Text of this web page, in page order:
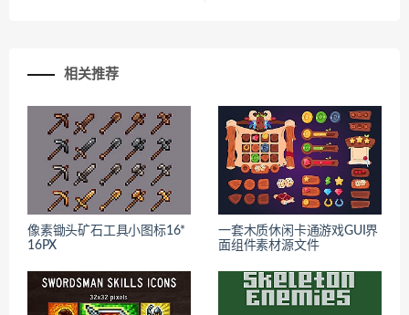
相关推荐
像素锄头矿石工具小图标16*
16PX
一套木质休闲卡通游戏GUI界
面组件素材源文件